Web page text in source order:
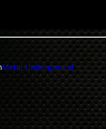
Metal Underground